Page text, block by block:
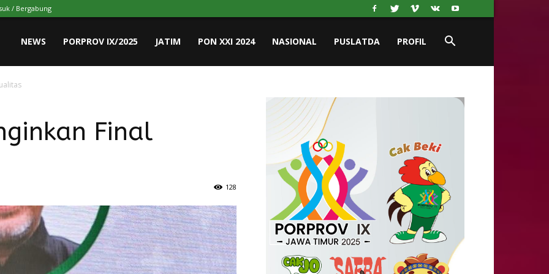
/ Bergabung
NEWS PORPROV IX/2025 JATIM PON XXI 2024 NASIONAL PUSLATDA PROFIL
Final
128